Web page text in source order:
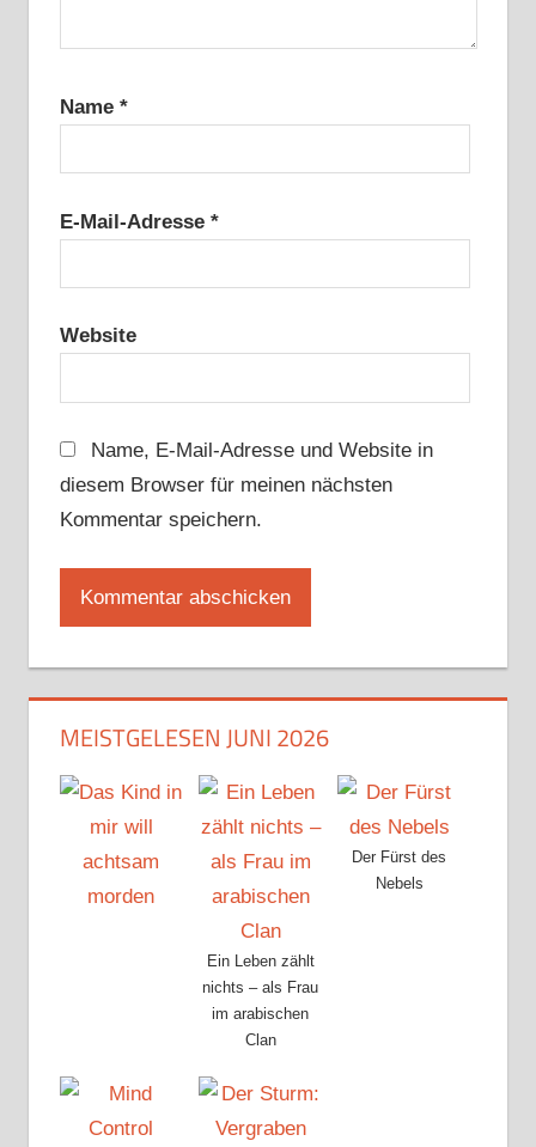
Name *
E-Mail-Adresse *
Website
Name, E-Mail-Adresse und Website in
diesem Browser für meinen nächsten
Kommentar speichern.
MEISTGELESEN JUNI 2026
Ein Leben zählt
nichts – als Frau
im arabischen
Clan
Der Fürst des
Nebels